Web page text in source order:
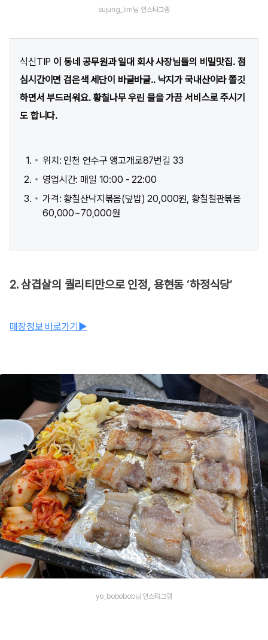
sujung_lim님 인스타그램
식신TIP 이 동네 공무원과 일대 회사 사장님들의 비밀맛집. 점
심시간이면 검은색 세단이 바글바글.. 낙지가 국내산이라 쫄깃
하면서 부드러워요. 황칠나무 우린 물을 가끔 서비스로 주시기
도 합니다.
위치: 인천 연수구 앵고개로87번길 33
영업시간: 매일 10:00 - 22:00
가격: 황칠산낙지볶음(덮밥) 20,000원, 황칠철판볶음
60,000~70,000원
2. 삼겹살의 퀄리티만으로 인정, 용현동 ‘하정식당’
매장정보 바로가기▶
yo_bobobob님 인스타그램